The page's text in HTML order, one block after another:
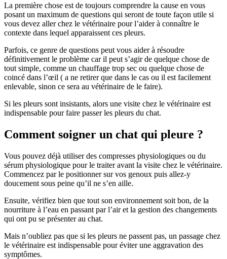
La première chose est de toujours comprendre la cause en vous
posant un maximum de questions qui seront de toute façon utile si
vous devez aller chez le vétérinaire pour l’aider à connaître le
contexte dans lequel apparaissent ces pleurs.
Parfois, ce genre de questions peut vous aider à résoudre
définitivement le problème car il peut s’agir de quelque chose de
tout simple, comme un chauffage trop sec ou quelque chose de
coincé dans l’œil ( a ne retirer que dans le cas ou il est facilement
enlevable, sinon ce sera au vétérinaire de le faire).
Si les pleurs sont insistants, alors une visite chez le vétérinaire est
indispensable pour faire passer les pleurs du chat.
Comment soigner un chat qui pleure ?
Vous pouvez déjà utiliser des compresses physiologiques ou du
sérum physiologique pour le traiter avant la visite chez le vétérinaire.
Commencez par le positionner sur vos genoux puis allez-y
doucement sous peine qu’il ne s’en aille.
Ensuite, vérifiez bien que tout son environnement soit bon, de la
nourriture à l’eau en passant par l’air et la gestion des changements
qui ont pu se présenter au chat.
Mais n’oubliez pas que si les pleurs ne passent pas, un passage chez
le vétérinaire est indispensable pour éviter une aggravation des
symptômes.